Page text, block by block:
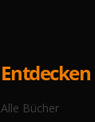
Entdecken
Alle Bücher